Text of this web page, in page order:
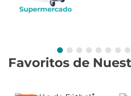
Favoritos de